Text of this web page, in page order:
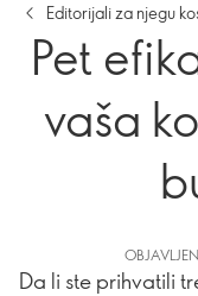
Editorijali za njegu
Pet
vaša
Da li ste prihvatili